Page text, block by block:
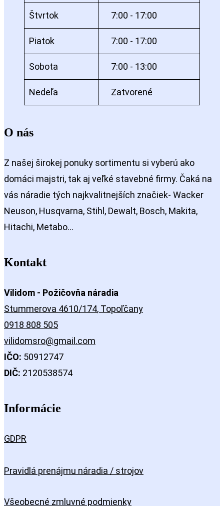
Štvrtok 7:00 - 17:00
Piatok 7:00 - 17:00
Sobota 7:00 - 13:00
Nedeľa Zatvorené
O nás
Z našej širokej ponuky sortimentu si vyberú ako
domáci majstri, tak aj veľké stavebné firmy. Čaká na
vás náradie tých najkvalitnejších značiek- Wacker
Neuson, Husqvarna, Stihl, Dewalt, Bosch, Makita,
Hitachi, Metabo…
Kontakt
Vilidom - Požičovňa náradia
Stummerova 4610/174, Topoľčany
0918 808 505
vilidomsro@gmail.com
IČO: 50912747
DIČ: 2120538574
Informácie
GDPR
Pravidlá prenájmu náradia / strojov
Všeobecné zmluvné podmienky